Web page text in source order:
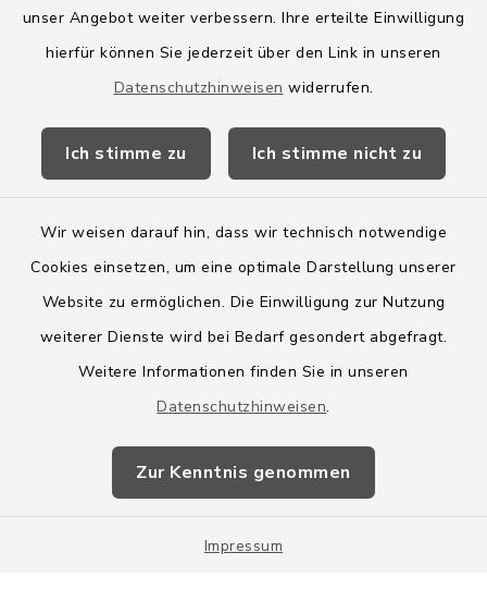
unser Angebot weiter verbessern. Ihre erteilte Einwilligung
hierfür können Sie jederzeit über den Link in unseren
Datenschutzhinweisen widerrufen.
Ich stimme zu Ich stimme nicht zu
Wir weisen darauf hin, dass wir technisch notwendige
Cookies einsetzen, um eine optimale Darstellung unserer
Website zu ermöglichen. Die Einwilligung zur Nutzung
weiterer Dienste wird bei Bedarf gesondert abgefragt.
Weitere Informationen finden Sie in unseren
Datenschutzhinweisen.
Zur Kenntnis genommen
Impressum
Amt Boostedt-Rickling
Amtsbroschüre
Wege-Zweckverband
Barrierefreiheit
Impressum
Sitemap